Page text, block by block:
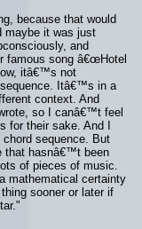
because that would
maybe it was just
and
famous song â€œHotel
itâ€™s not
Itâ€™s in a
context. And
so I canâ€™t feel
for their sake. And I
sequence. But
that hasnâ€™t been
of pieces of music.
mathematical certainty
sooner or later if